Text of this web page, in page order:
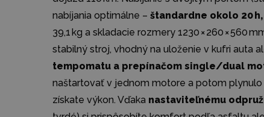
nabíjania optimálne – štandardne okolo 20
39,1 kg a skladacie rozmery 1230 × 260 × 560
stabilný stroj, vhodný na uloženie v kufri auta
tempomatu a prepínačom single/dual
naštartovať v jednom motore a potom
získate výkon. Vďaka nastaviteľnému